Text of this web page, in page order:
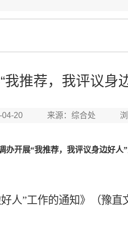
我推荐，我评议身
04-20 来源：综合处 浏
办开展“我推荐，我评议身边好人
人”工作的通知》（豫直